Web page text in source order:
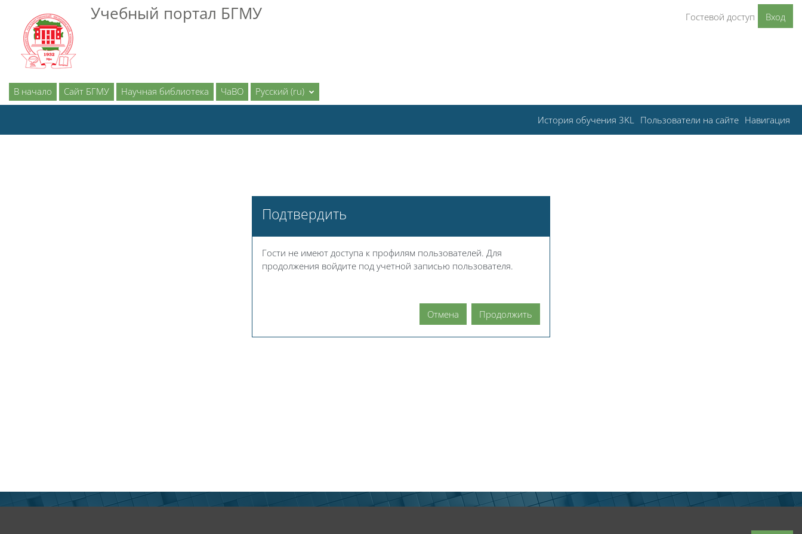
Перейти к основному содержаниюУчебный портал БГМУ
В начало Сайт БГМУ Научная библиотека ЧаВО Русский ‎(ru)‎
Гостевой доступ Вход
Подтвердить
Гости не имеют доступа к профилям пользователей. Для
продолжения войдите под учетной записью пользователя.
Отмена Продолжить
История обучения 3KL Пользователи на сайте Навигация